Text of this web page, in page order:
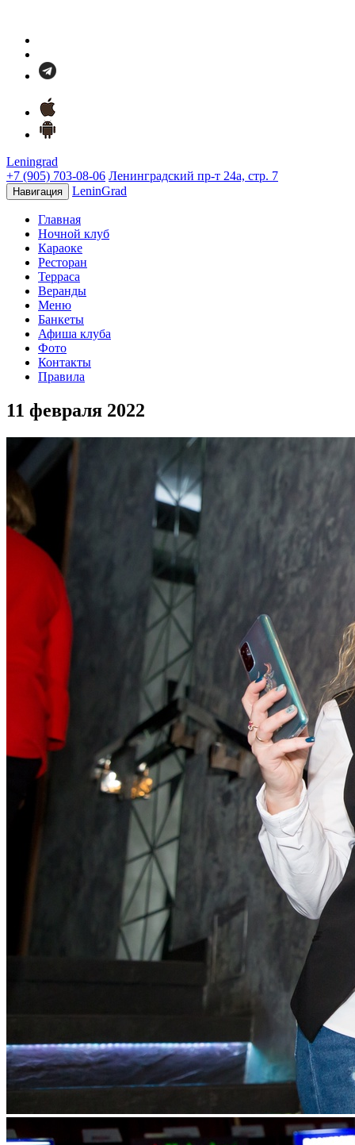
Leningrad
+7 (905) 703-08-06 Ленинградский пр-т 24а, стр. 7
Навигация LeninGrad
Главная
Ночной клуб
Караоке
Ресторан
Терраса
Веранды
Меню
Банкеты
Афиша клуба
Фото
Контакты
Правила
11 февраля 2022